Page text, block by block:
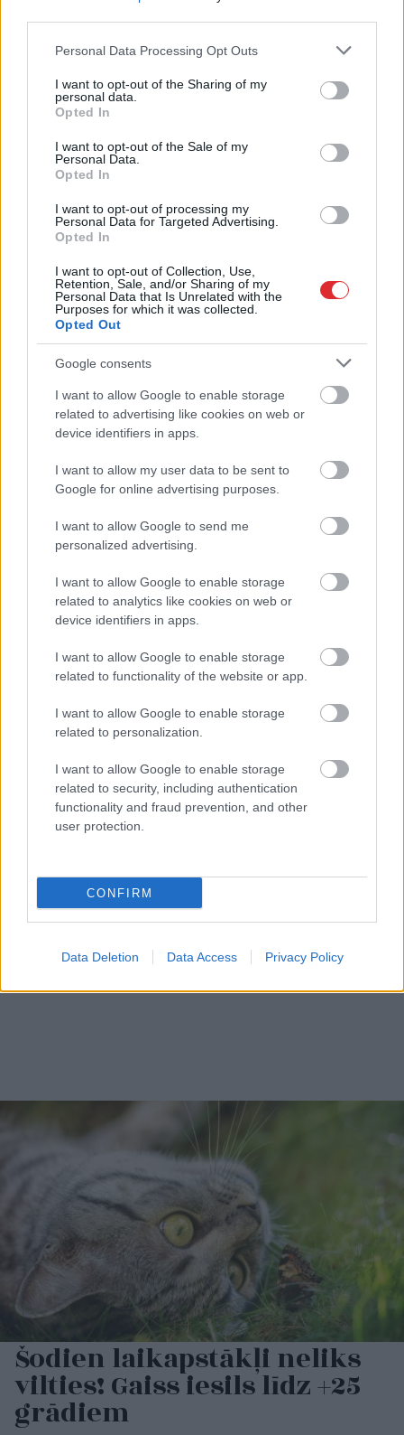
Please note that this website/app uses one or more Google
not limited to your visit or usage behaviour. You may click to
grant or deny consent to Google and its third-party tags to
use your data for below specified purposes in below Google
consent section.
Personal Data Processing Opt Outs
I want to opt-out of the Sharing of my
personal data.
Opted In
I want to opt-out of the Sale of my
Personal Data.
Opted In
I want to opt-out of processing my
Personal Data for Targeted Advertising.
Opted In
I want to opt-out of Collection, Use,
Retention, Sale, and/or Sharing of my
Personal Data that Is Unrelated with the
Purposes for which it was collected.
Opted Out
Google consents
I want to allow Google to enable storage
related to advertising like cookies on web or
device identifiers in apps.
I want to allow my user data to be sent to
Google for online advertising purposes.
I want to allow Google to send me
personalized advertising.
I want to allow Google to enable storage
related to analytics like cookies on web or
device identifiers in apps.
I want to allow Google to enable storage
related to functionality of the website or app.
I want to allow Google to enable storage
related to personalization.
I want to allow Google to enable storage
related to security, including authentication
functionality and fraud prevention, and other
user protection.
CONFIRM
Data Deletion Data Access Privacy Policy
kaimiņvalsts praktiski
atteikusies no Krievijas
naftas iepirkšanas
augšpēdus, ar tevi
pagaidām viss ir
kārtībā
“Mēs turpināmies!” Kaspars
Zemītis ar lepnumu atrāda
savu jauno statusu
dienu operācija.
Zelenskis norāda, ka ir
apmierināts un
iespaidīgi
Viena ieslodzītā
uzturēšana Latvijā
Šodien laikapstākļi neliks
vilties! Gaiss iesils līdz +25
grādiem
Atcelt Ziņot